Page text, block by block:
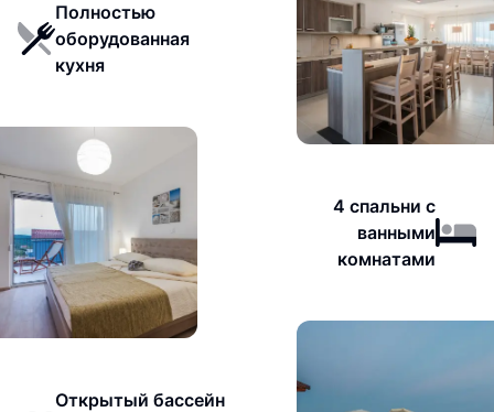
Полностью
оборудованная
кухня
4 спальни с
ванными
комнатами
Открытый бассейн